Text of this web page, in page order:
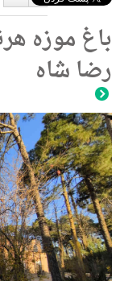
دوست
نداشتن
باغ موزه
رضا شاه